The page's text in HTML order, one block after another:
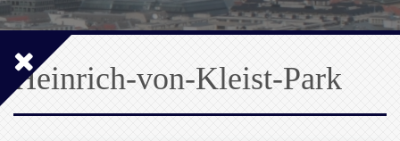
Heinrich-von-Kleist-Park